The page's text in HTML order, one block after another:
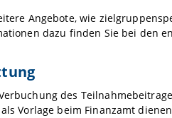
Angebote, wie
dazu finden Sie bei den
des
Vorlage beim Finanzamt